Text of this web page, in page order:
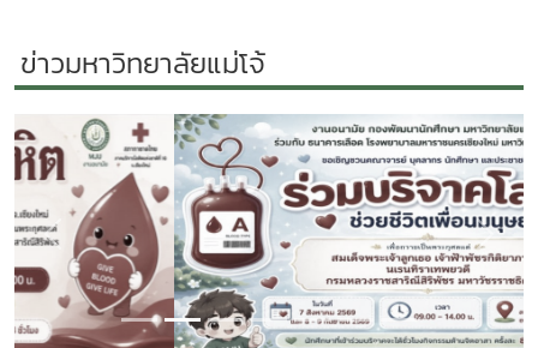
ฝ่ายดำเนินการเป็นไปในทิศทางเดียวกันทั่วทั้งองค์กร
ข่าวมหาวิทยาลัยแม่โจ้
Previous Next